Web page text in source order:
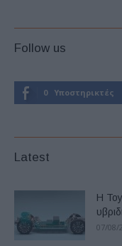
Follow us
0 Υποστηρικτές
Latest
Η
07/08/